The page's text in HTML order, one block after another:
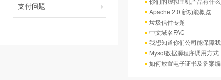
支付问题
Apache 2.0 新功能概览
垃圾信件专题
中文域名FAQ
我想知道你们公司能保障
Mysql数据源程序调用方
如何放置电子证书及备案